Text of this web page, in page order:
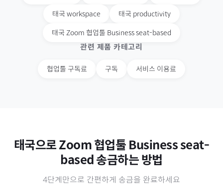
태국 workspace 태국 productivity
태국 Zoom 협업툴 Business seat-based
관련 제품 카테고리
협업툴 구독료 구독 서비스 이용료
태국으로 Zoom 협업툴 Business seat-
based 송금하는 방법
4단계만으로 간편하게 송금을 완료하세요